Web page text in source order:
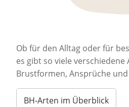
Ob für den Alltag oder für
es gibt so viele verschiedene
Brustformen, Ansprüche
BH-Arten im Überblick